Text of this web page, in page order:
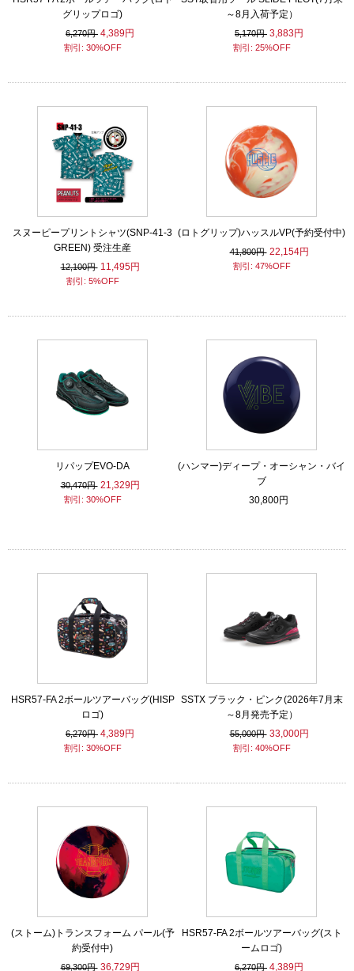
グリップロゴ)
6,270円 4,389円
割引: 30%OFF
～8月入荷予定）
5,170円 3,883円
割引: 25%OFF
スヌーピープリントシャツ(SNP-41-3
GREEN) 受注生産
12,100円 11,495円
割引: 5%OFF
(ロトグリップ)ハッスルVP(予約受付中)
41,800円 22,154円
割引: 47%OFF
リパップEVO-DA
30,470円 21,329円
割引: 30%OFF
(ハンマー)ディープ・オーシャン・バイ
ブ
30,800円
HSR57-FA 2ボールツアーバッグ(HISP
ロゴ)
6,270円 4,389円
割引: 30%OFF
SSTX ブラック・ピンク(2026年7月末
～8月発売予定）
55,000円 33,000円
割引: 40%OFF
(ストーム)トランスフォーム パール(予
約受付中)
69,300円 36,729円
HSR57-FA 2ボールツアーバッグ(スト
ームロゴ)
6,270円 4,389円